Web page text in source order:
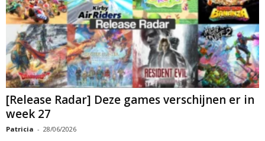
[Release Radar] Deze games verschijnen er in
week 27
Patricia - 28/06/2026